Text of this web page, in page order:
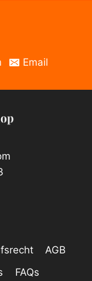
Email
AGB
FAQs